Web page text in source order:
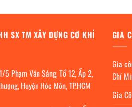
SX TM XÂY DỰNG CƠ KHÍ
5 Phạm Văn Sáng, Tổ 12, Ấp 2,
Huyện Hóc Môn, TP.HCM
GIA
Gia
Chí
Gia